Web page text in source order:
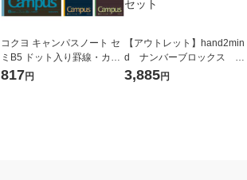
コクヨ キャンパスノート セ
ミB5 ドット入り罫線・カラ
ー表紙 A罫7mm 30枚 5色セ
817円
【アウトレット】hand2min
d ナンバーブロックス ブ
ロックジー バランスアク
3,885円